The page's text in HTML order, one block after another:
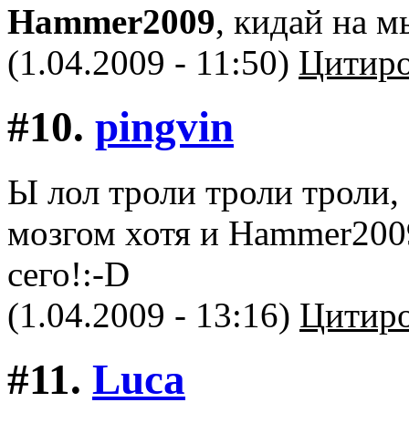
Hammer2009, кидай на
(1.04.2009 - 11:50)
#10. pingvin
Ы лол троли троли
мозгом хотя и
сего!:-D
(1.04.2009 - 13:16)
#11. Luca